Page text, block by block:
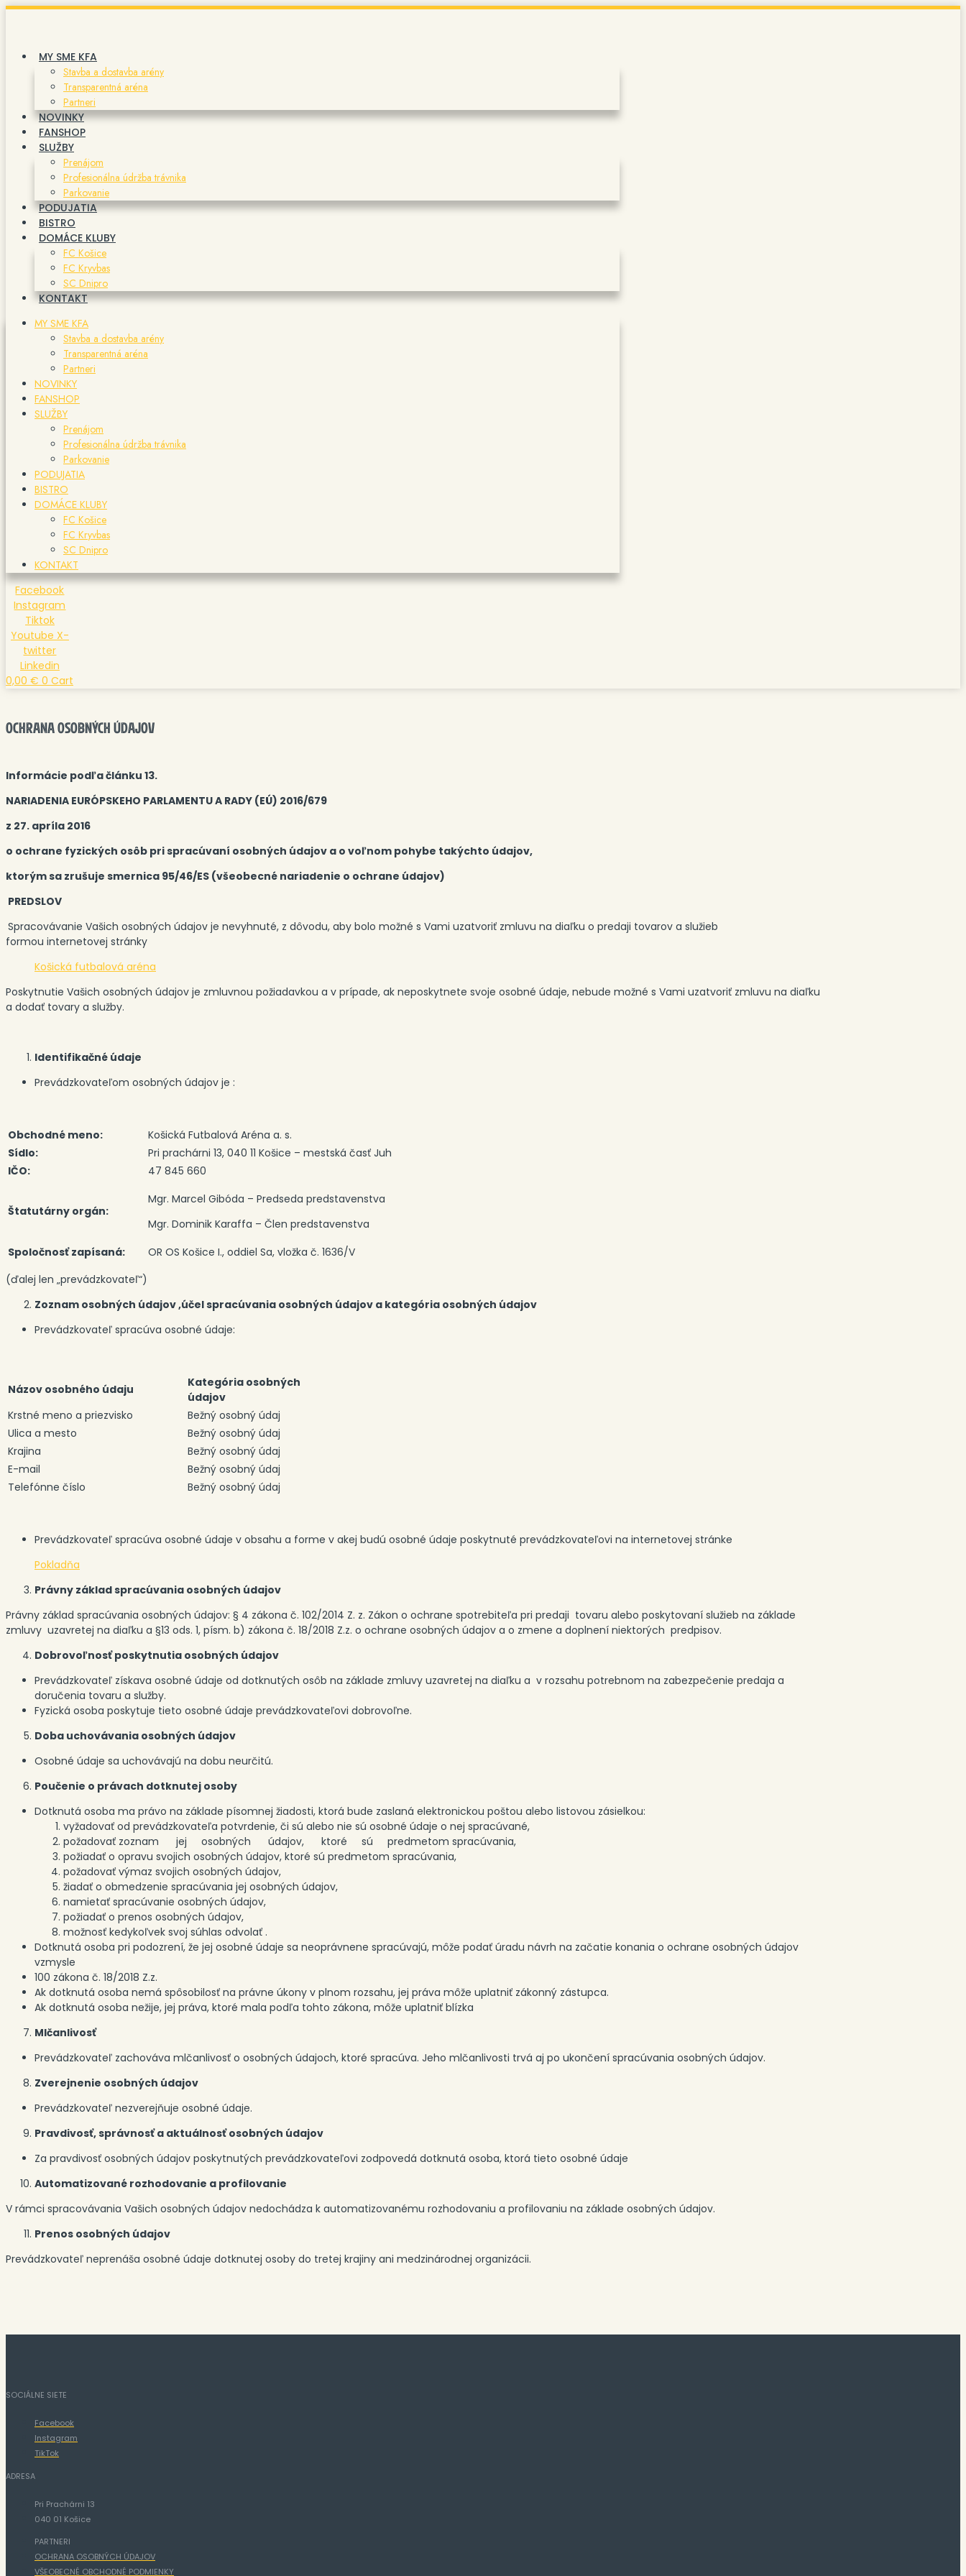
Preskočiť
MY SME KFA
Stavba a dostavba arény
Transparentná aréna
Partneri
NOVINKY
FANSHOP
SLUŽBY
Prenájom
Profesionálna údržba trávnika
Parkovanie
PODUJATIA
BISTRO
DOMÁCE KLUBY
FC Košice
FC Kryvbas
SC Dnipro
KONTAKT
MY SME KFA
Stavba a dostavba arény
Transparentná aréna
Partneri
NOVINKY
FANSHOP
SLUŽBY
Prenájom
Profesionálna údržba trávnika
Parkovanie
PODUJATIA
BISTRO
DOMÁCE KLUBY
FC Košice
FC Kryvbas
SC Dnipro
KONTAKT
Facebook
Instagram
Tiktok
Youtube X-
twitter
Linkedin
0,00 € 0 Cart
OCHRANA OSOBNÝCH ÚDAJOV
Informácie podľa článku 13.
NARIADENIA EURÓPSKEHO PARLAMENTU A RADY (EÚ) 2016/679
z 27. apríla 2016
o ochrane fyzických osôb pri spracúvaní osobných údajov a o voľnom pohybe takýchto údajov,
ktorým sa zrušuje smernica 95/46/ES (všeobecné nariadenie o ochrane údajov)
PREDSLOV
Spracovávanie Vašich osobných údajov je nevyhnuté, z dôvodu, aby bolo možné s Vami uzatvoriť zmluvu na diaľku o predaji tovarov a služieb
formou internetovej stránky
Košická futbalová aréna
Poskytnutie Vašich osobných údajov je zmluvnou požiadavkou a v prípade, ak neposkytnete svoje osobné údaje, nebude možné s Vami uzatvoriť zmluvu na diaľku
a dodať tovary a služby.
Identifikačné údaje
Prevádzkovateľom osobných údajov je :
Obchodné meno:
Košická Futbalová Aréna a. s.
Sídlo:
Pri prachárni 13, 040 11 Košice – mestská časť Juh
IČO:
47 845 660
Štatutárny orgán:
Mgr. Marcel Gibóda – Predseda predstavenstva
Mgr. Dominik Karaffa – Člen predstavenstva
Spoločnosť zapísaná:
OR OS Košice I., oddiel Sa, vložka č. 1636/V
(ďalej len „prevádzkovateľ“)
Zoznam osobných údajov ,účel spracúvania osobných údajov a kategória osobných údajov
Prevádzkovateľ spracúva osobné údaje:
Názov osobného údaju
Kategória osobných
údajov
Krstné meno a priezvisko
Bežný osobný údaj
Ulica a mesto
Bežný osobný údaj
Krajina
Bežný osobný údaj
E-mail
Bežný osobný údaj
Telefónne číslo
Bežný osobný údaj
Prevádzkovateľ spracúva osobné údaje v obsahu a forme v akej budú osobné údaje poskytnuté prevádzkovateľovi na internetovej stránke
Pokladňa
Právny základ spracúvania osobných údajov
Právny základ spracúvania osobných údajov: § 4 zákona č. 102/2014 Z. z. Zákon o ochrane spotrebiteľa pri predaji tovaru alebo poskytovaní služieb na základe
zmluvy uzavretej na diaľku a §13 ods. 1, písm. b) zákona č. 18/2018 Z.z. o ochrane osobných údajov a o zmene a doplnení niektorých predpisov.
Dobrovoľnosť poskytnutia osobných údajov
Prevádzkovateľ získava osobné údaje od dotknutých osôb na základe zmluvy uzavretej na diaľku a v rozsahu potrebnom na zabezpečenie predaja a
doručenia tovaru a služby.
Fyzická osoba poskytuje tieto osobné údaje prevádzkovateľovi dobrovoľne.
Doba uchovávania osobných údajov
Osobné údaje sa uchovávajú na dobu neurčitú.
Poučenie o právach dotknutej osoby
Dotknutá osoba ma právo na základe písomnej žiadosti, ktorá bude zaslaná elektronickou poštou alebo listovou zásielkou:
vyžadovať od prevádzkovateľa potvrdenie, či sú alebo nie sú osobné údaje o nej spracúvané,
požadovať zoznam jej osobných údajov, ktoré sú predmetom spracúvania,
požiadať o opravu svojich osobných údajov, ktoré sú predmetom spracúvania,
požadovať výmaz svojich osobných údajov,
žiadať o obmedzenie spracúvania jej osobných údajov,
namietať spracúvanie osobných údajov,
požiadať o prenos osobných údajov,
možnosť kedykoľvek svoj súhlas odvolať .
Dotknutá osoba pri podozrení, že jej osobné údaje sa neoprávnene spracúvajú, môže podať úradu návrh na začatie konania o ochrane osobných údajov
vzmysle
100 zákona č. 18/2018 Z.z.
Ak dotknutá osoba nemá spôsobilosť na právne úkony v plnom rozsahu, jej práva môže uplatniť zákonný zástupca.
Ak dotknutá osoba nežije, jej práva, ktoré mala podľa tohto zákona, môže uplatniť blízka
Mlčanlivosť
Prevádzkovateľ zachováva mlčanlivosť o osobných údajoch, ktoré spracúva. Jeho mlčanlivosti trvá aj po ukončení spracúvania osobných údajov.
Zverejnenie osobných údajov
Prevádzkovateľ nezverejňuje osobné údaje.
Pravdivosť, správnosť a aktuálnosť osobných údajov
Za pravdivosť osobných údajov poskytnutých prevádzkovateľovi zodpovedá dotknutá osoba, ktorá tieto osobné údaje
Automatizované rozhodovanie a profilovanie
V rámci spracovávania Vašich osobných údajov nedochádza k automatizovanému rozhodovaniu a profilovaniu na základe osobných údajov.
Prenos osobných údajov
Prevádzkovateľ neprenáša osobné údaje dotknutej osoby do tretej krajiny ani medzinárodnej organizácii.
SOCIÁLNE SIETE
Facebook
Instagram
TikTok
ADRESA
Pri Prachárni 13
040 01 Košice
PARTNERI
OCHRANA OSOBNÝCH ÚDAJOV
VŠEOBECNÉ OBCHODNÉ PODMIENKY